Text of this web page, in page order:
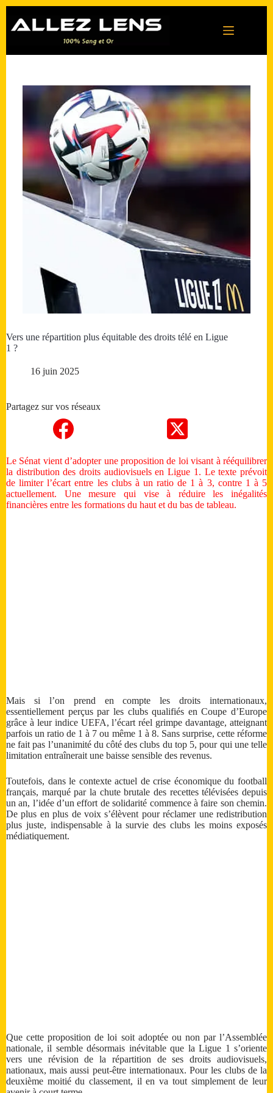
contenu
Vers une répartition plus équitable des droits télé en Ligue
1 ?
16 juin 2025
Partagez sur vos réseaux
Le Sénat vient d’adopter une proposition de loi visant à rééquilibrer
la distribution des droits audiovisuels en Ligue 1. Le texte prévoit
de limiter l’écart entre les clubs à un ratio de 1 à 3, contre 1 à 5
actuellement. Une mesure qui vise à réduire les inégalités
financières entre les formations du haut et du bas de tableau.
Mais si l’on prend en compte les droits internationaux,
essentiellement perçus par les clubs qualifiés en Coupe d’Europe
grâce à leur indice UEFA, l’écart réel grimpe davantage, atteignant
parfois un ratio de 1 à 7 ou même 1 à 8. Sans surprise, cette réforme
ne fait pas l’unanimité du côté des clubs du top 5, pour qui une telle
limitation entraînerait une baisse sensible des revenus.
Toutefois, dans le contexte actuel de crise économique du football
français, marqué par la chute brutale des recettes télévisées depuis
un an, l’idée d’un effort de solidarité commence à faire son chemin.
De plus en plus de voix s’élèvent pour réclamer une redistribution
plus juste, indispensable à la survie des clubs les moins exposés
médiatiquement.
Que cette proposition de loi soit adoptée ou non par l’Assemblée
nationale, il semble désormais inévitable que la Ligue 1 s’oriente
vers une révision de la répartition de ses droits audiovisuels,
nationaux, mais aussi peut-être internationaux. Pour les clubs de la
deuxième moitié du classement, il en va tout simplement de leur